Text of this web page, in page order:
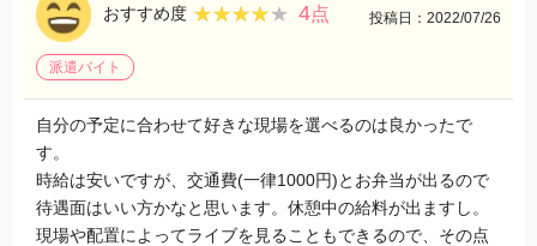
おすすめ度 ★★★★★
★★★★★ 4点 投稿日：2022/07/26
派遣バイト
自分の予定に合わせて好きな現場を選べるのは良かったで
す。
時給は安いですが、交通費(一律1000円)とお弁当が出るので
待遇面はいい方かなと思います。休憩中の給料が出ますし。
現場や配置によってライブを見ることもできるので、その点